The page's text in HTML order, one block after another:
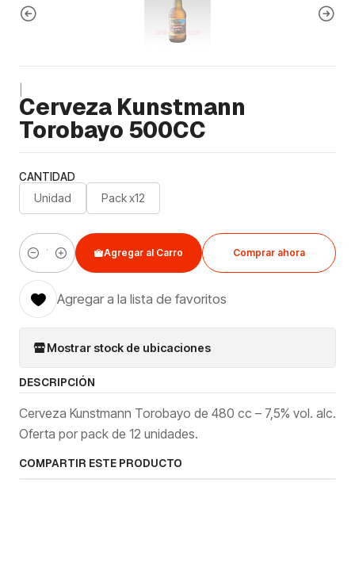
Cerveza Kunstmann
Torobayo 500CC
CANTIDAD
Unidad Pack x12
Cantidad
Agregar al Carro Comprar ahora
Agregar a la lista de favoritos
Mostrar stock de ubicaciones
DESCRIPCIÓN
Cerveza Kunstmann Torobayo de 480 cc – 7,5% vol. alc.
Oferta por pack de 12 unidades.
COMPARTIR ESTE PRODUCTO